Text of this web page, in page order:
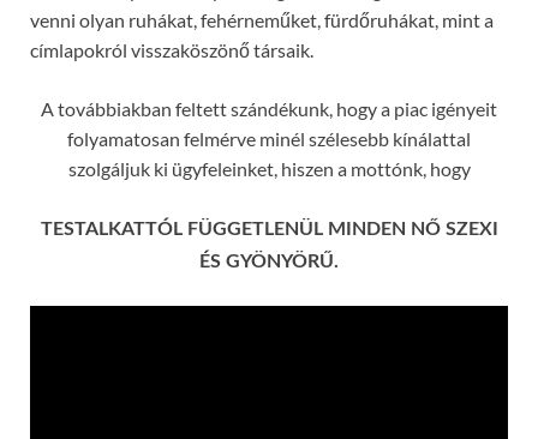
venni olyan ruhákat, fehérneműket, fürdőruhákat, mint a
címlapokról visszaköszönő társaik.
A továbbiakban feltett szándékunk, hogy a piac igényeit
folyamatosan felmérve minél szélesebb kínálattal
szolgáljuk ki ügyfeleinket, hiszen a mottónk, hogy
TESTALKATTÓL FÜGGETLENÜL MINDEN NŐ SZEXI
ÉS GYÖNYÖRŰ.